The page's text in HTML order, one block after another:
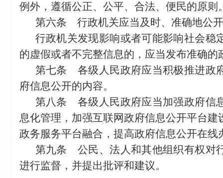
例外，遵循公正、公平、合法、便民的原则
第六条 行政机关应当及时、准确地公
行政机关发现影响或者可能影响社会稳
的虚假或者不完整信息的，应当发布准确的
第七条 各级人民政府应当积极推进政
府信息公开的内容。
第八条 各级人民政府应当加强政府信
息化管理，加强互联网政府信息公开平台
政务服务平台融合，提高政府信息公开在线
第九条 公民、法人和其他组织有权对
进行监督，并提出批评和建议。